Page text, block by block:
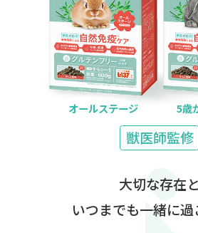
オールステージ 5歳
獣医師監修
大切な存在と
いつまでも一緒に